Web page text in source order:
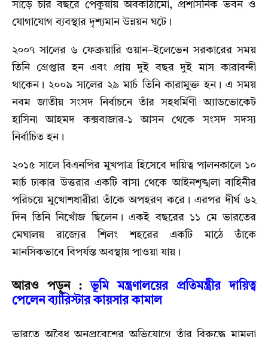
সাড়ে চার বছরে পেকুয়ায় অবকাঠামো, প্রশাসনিক ভবন ও
যোগাযোগ ব্যবস্থার দৃশ্যমান উন্নয়ন ঘটে।
২০০৭ সালের ৬ ফেব্রুয়ারি ওয়ান–ইলেভেন সরকারের সময়
তিনি গ্রেপ্তার হন এবং প্রায় দুই বছর দুই মাস কারাবন্দী
থাকেন। ২০০৯ সালের ২৯ মার্চ তিনি কারামুক্ত হন। এ সময়
নবম জাতীয় সংসদ নির্বাচনে তাঁর সহধর্মিণী অ্যাডভোকেট
হাসিনা আহমদ কক্সবাজার-১ আসন থেকে সংসদ সদস্য
নির্বাচিত হন।
২০১৫ সালে বিএনপির মুখপাত্র হিসেবে দায়িত্ব পালনকালে ১০
মার্চ ঢাকার উত্তরার একটি বাসা থেকে আইনশৃঙ্খলা বাহিনীর
পরিচয়ে মুখোশধারীরা তাঁকে অপহরণ করে। এরপর দীর্ঘ ৬২
দিন তিনি নিখোঁজ ছিলেন। একই বছরের ১১ মে ভারতের
মেঘালয় রাজ্যের শিলং শহরের একটি মাঠে তাঁকে
মানসিকভাবে বিপর্যস্ত অবস্থায় পাওয়া যায়।
আরও পড়ুন : ভূমি মন্ত্রণালয়ের প্রতিমন্ত্রীর দায়িত্ব
পেলেন ব্যারিস্টার কায়সার কামাল
ভারতে অবৈধ অনুপ্রবেশের অভিযোগে তাঁর বিরুদ্ধে মামলা